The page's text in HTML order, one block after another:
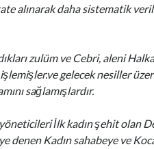
alınarak daha sistematik
zulüm ve Cebri, aleni
gelecek nesiller
sağlamışlardır.
İlk kadın şehit olan
denen Kadın sahabeye ve